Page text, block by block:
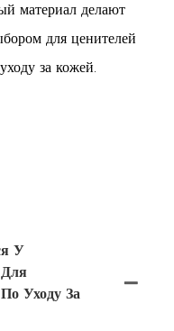
материал делают
для ценителей
за кожей.
У
Уходу За